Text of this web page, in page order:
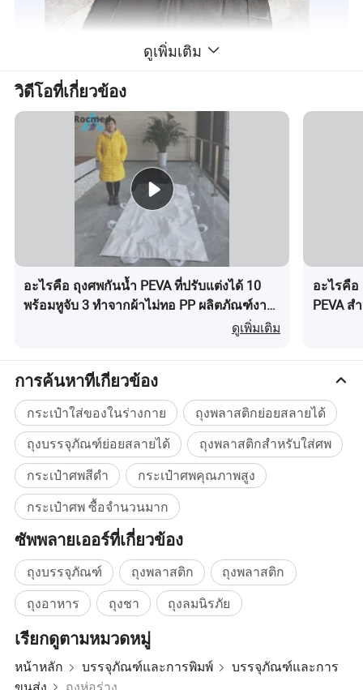
รูปภาพจากโรงงาน
ผลิตภัณฑ์ที่เกี่ยวข้อง
ดูเพิ่มเติม
วิดีโอที่เกี่ยวข้อง
อะไรคือ ถุงศพกันน้ำ PEVA ที่ปรับแต่งได้ 10
พร้อมหูจับ 3 ทำจากผ้าไม่ทอ PP ผลิตภัณฑ์งาน
ดูเพิ่มเติม
อะไรคือ
PEVA
การค้นหาที่เกี่ยวข้อง
กระเป๋าใส่ของในร่างกาย
ถุงพลาสติกย่อยสลายได้
ถุงบรรจุภัณฑ์ย่อยสลายได้
ถุงพลาสติกสำหรับใส่ศพ
กระเป๋าศพสีดำ
กระเป๋าศพคุณภาพสูง
กระเป๋าศพ ซื้อจำนวนมาก
ซัพพลายเออร์ที่เกี่ยวข้อง
ถุงบรรจุภัณฑ์ ถุงพลาสติก
ถุงพลาสติก
ถุงอาหาร
ถุงชา ถุงลมนิรภัย
เรียกดูตามหมวดหมู่
หน้าหลัก บรรจุภัณฑ์และการพิมพ์
บรรจุภัณฑ์และการ
ขนส่ง
ถุงห่อร่าง